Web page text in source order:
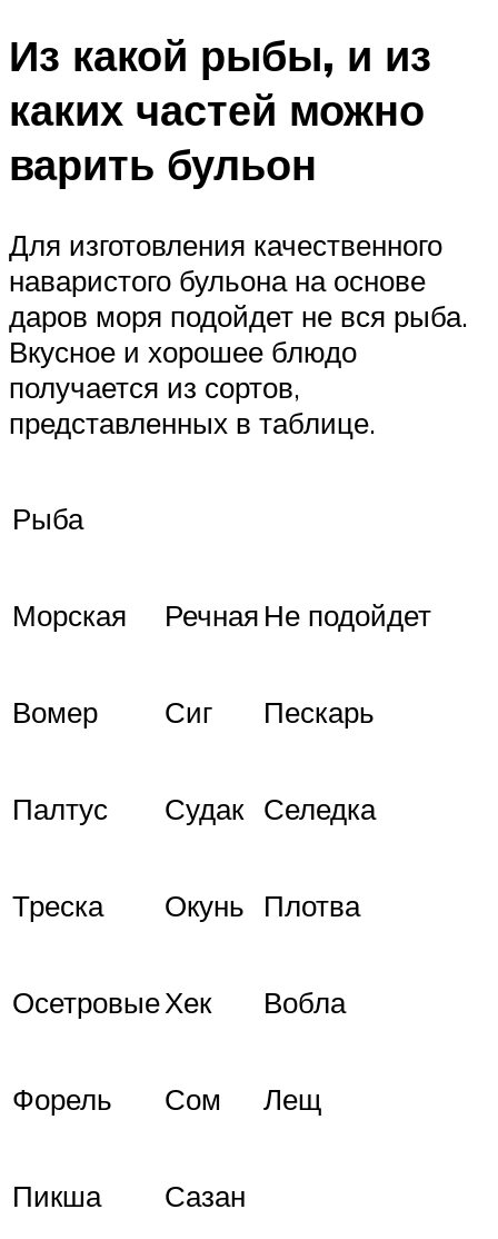
Из какой рыбы, и из
каких частей можно
варить бульон
Для изготовления качественного
наваристого бульона на основе
даров моря подойдет не вся рыба.
Вкусное и хорошее блюдо
получается из сортов,
представленных в таблице.
Рыба
Морская Речная Не подойдет
Вомер Сиг Пескарь
Палтус Судак Селедка
Треска Окунь Плотва
ОсетровыеХек Вобла
Форель Сом Лещ
Пикша Сазан